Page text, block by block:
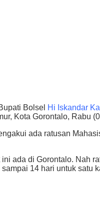
Bolsel Hi Iskandar
Kota Gorontalo, Rabu
ada ratusan
ada di Gorontalo. Nah
14 hari untuk satu